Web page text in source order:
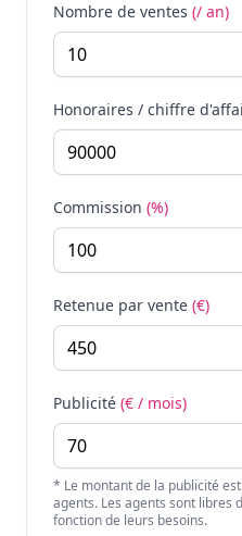
Nombre de ventes (/ an)
Honoraires / chiffre
Commission (%)
Retenue par vente (€)
Publicité (€ / mois)
* Le montant de la publicité
agents. Les agents sont libres
fonction de leurs besoins.